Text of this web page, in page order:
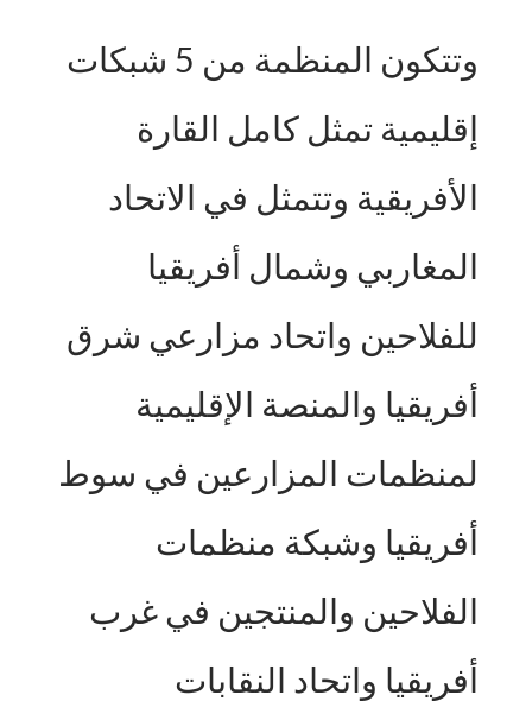
وتتكون المنظمة من 5 شبكات
إقليمية تمثل كامل القارة
الأفريقية وتتمثل في الاتحاد
المغاربي وشمال أفريقيا
للفلاحين واتحاد مزارعي شرق
أفريقيا والمنصة الإقليمية
لمنظمات المزارعين في سوط
أفريقيا وشبكة منظمات
الفلاحين والمنتجين في غرب
أفريقيا واتحاد النقابات